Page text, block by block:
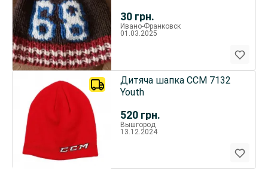
30 грн.
Ивано-Франковск
01.03.2025
520 грн.
Дитяча шапка CCM 7132
Youth
Вышгород
13.12.2024